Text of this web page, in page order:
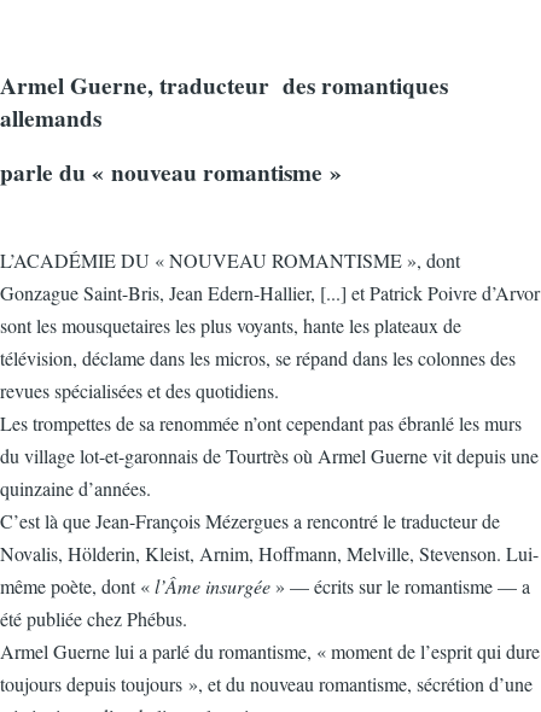
Armel Guerne, traducteur des romantiques
allemands
parle du « nouveau romantisme »
L’ACADÉMIE DU « NOUVEAU ROMANTISME », dont
Gonzague Saint-Bris, Jean Edern-Hallier, [...] et Patrick Poivre d’Arvor
sont les mousquetaires les plus voyants, hante les plateaux de
télévision, déclame dans les micros, se répand dans les colonnes des
revues spécialisées et des quotidiens.
Les trompettes de sa renommée n’ont cependant pas ébranlé les murs
du village lot-et-garonnais de Tourtrès où Armel Guerne vit depuis une
quinzaine d’années.
C’est là que Jean-François Mézergues a rencontré le traducteur de
Novalis, Hölderin, Kleist, Arnim, Hoffmann, Melville, Stevenson. Lui-
même poète, dont «l’Âme insurgée » — écrits sur le romantisme — a
été publiée chez Phébus.
Armel Guerne lui a parlé du romantisme, « moment de l’esprit qui dure
toujours depuis toujours », et du nouveau romantisme, sécrétion d’une